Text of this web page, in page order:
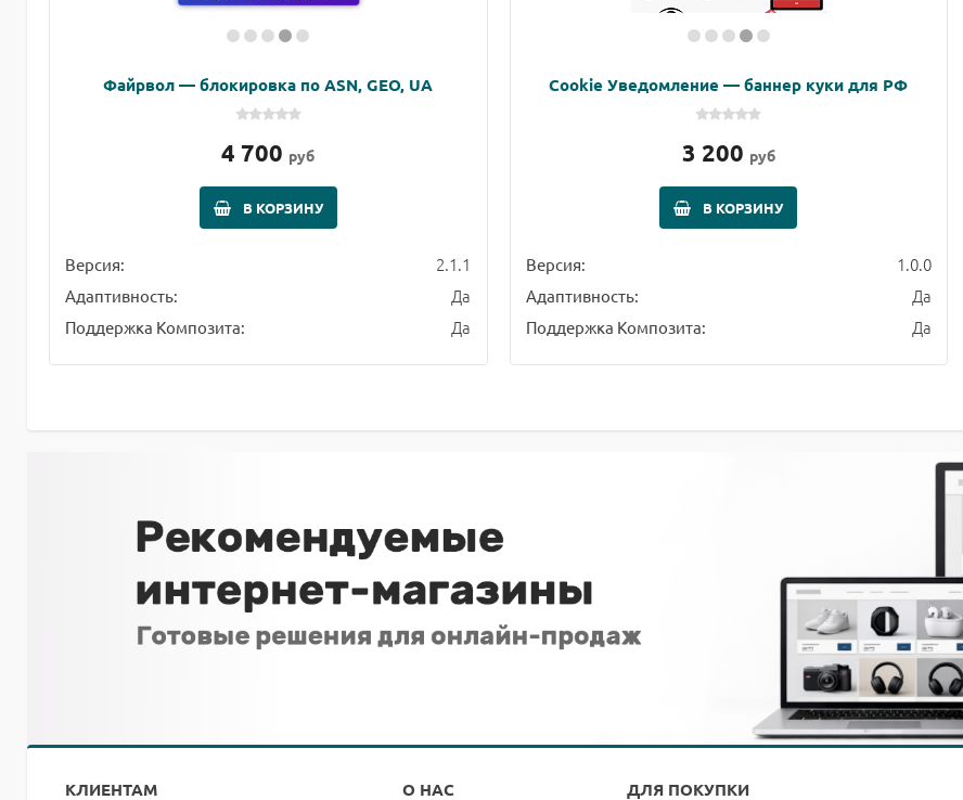
Файрвол — блокировка по ASN, GEO, UA
4 700 руб
В КОРЗИНУ
Версия: 2.1.1
Адаптивность: Да
Поддержка Композита: Да
Cookie Уведомление — баннер куки для РФ
3 200 руб
В КОРЗИНУ
Версия: 1.0.0
Адаптивность: Да
Поддержка Композита: Да
КЛИЕНТАМ О НАС ДЛЯ ПОКУПКИ